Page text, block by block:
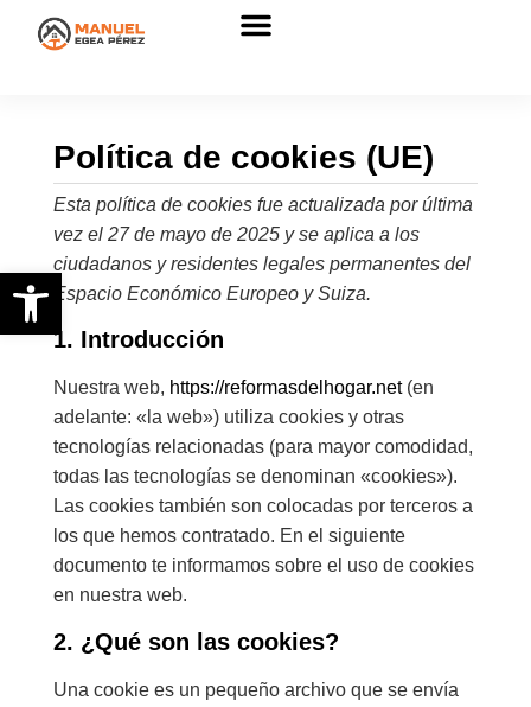
Abrir barra de herramientas
Política de cookies (UE)
Esta política de cookies fue actualizada por última
vez el 27 de mayo de 2025 y se aplica a los
ciudadanos y residentes legales permanentes del
Espacio Económico Europeo y Suiza.
1. Introducción
Nuestra web, https://reformasdelhogar.net(en
adelante: «la web») utiliza cookies y otras
tecnologías relacionadas (para mayor comodidad,
todas las tecnologías se denominan «cookies»).
Las cookies también son colocadas por terceros a
los que hemos contratado. En el siguiente
documento te informamos sobre el uso de cookies
en nuestra web.
2. ¿Qué son las cookies?
Una cookie es un pequeño archivo que se envía